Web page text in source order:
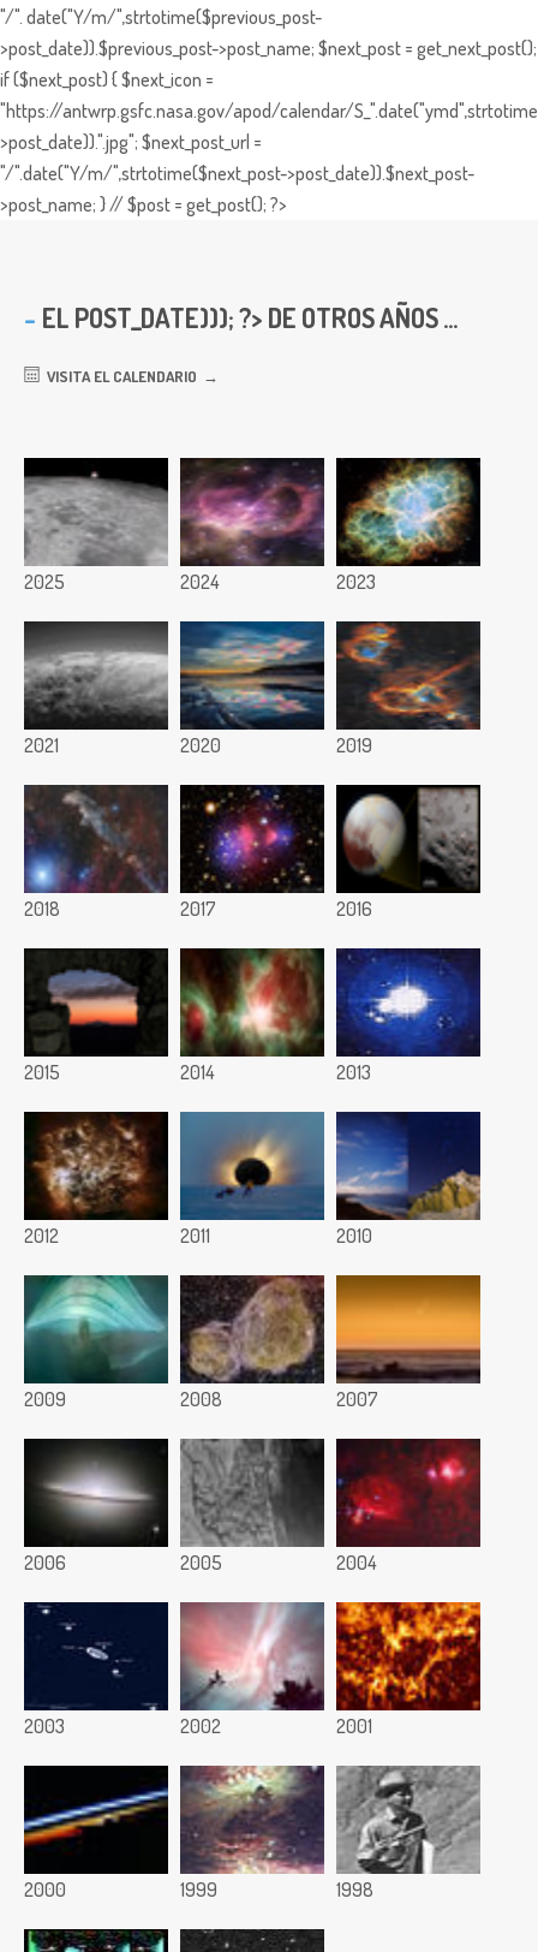
"/". date("Y/m/",strtotime($previous_post-
>post_date)).$previous_post->post_name; $next_post = get_next_post();
if ($next_post) { $next_icon =
"https://antwrp.gsfc.nasa.gov/apod/calendar/
>post_date)).".jpg"; $next_post_url =
"/".date("Y/m/",strtotime($next_post->post_date)).$next_post-
>post_name; } // $post = get_post(); ?>
EL POST_DATE))); ?> DE OTROS AÑOS ...
VISITA EL CALENDARIO
2025 2024 2023
2021 2020 2019
2018 2017 2016
2015 2014 2013
2012 2011 2010
2009 2008 2007
2006 2005 2004
2003 2002 2001
2000 1999 1998